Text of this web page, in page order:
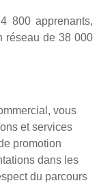
800 apprenants,
réseau de 38 000
vous
et services
promotion
dans les
du parcours